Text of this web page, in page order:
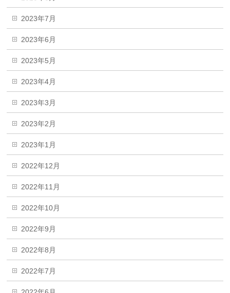
2023年7月
2023年6月
2023年5月
2023年4月
2023年3月
2023年2月
2023年1月
2022年12月
2022年11月
2022年10月
2022年9月
2022年8月
2022年7月